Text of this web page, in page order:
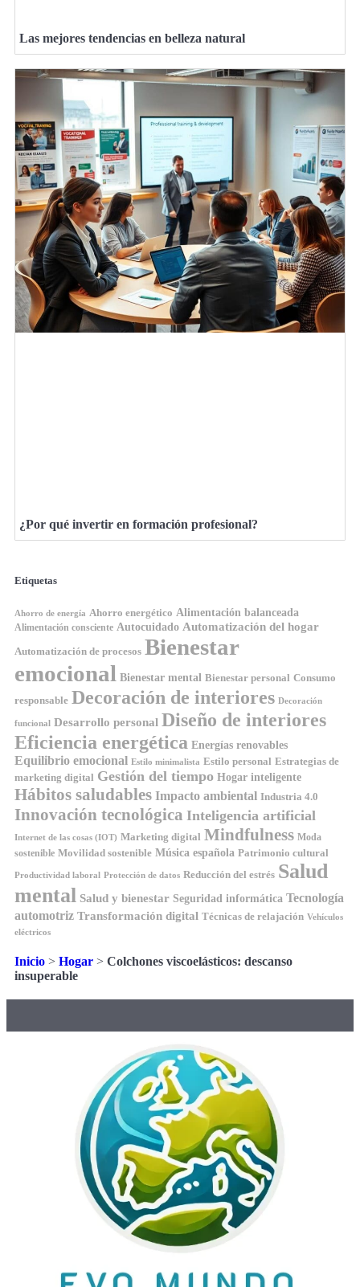
Las mejores tendencias en belleza natural
¿Por qué invertir en formación profesional?
Etiquetas
Ahorro de energía Ahorro energético Alimentación balanceada
Alimentación consciente Autocuidado Automatización del hogar
Automatización de procesos Bienestar
emocional Bienestar mental Bienestar personal Consumo
responsable Decoración de interiores Decoración
funcional Desarrollo personal Diseño de interiores
Eficiencia energética Energías renovables
Equilibrio emocional Estilo minimalista Estilo personal Estrategias de
marketing digital Gestión del tiempo Hogar inteligente
Hábitos saludables Impacto ambiental Industria 4.0
Innovación tecnológica Inteligencia artificial
Internet de las cosas (IOT) Marketing digital Mindfulness Moda
sostenible Movilidad sostenible Música española Patrimonio cultural
Productividad laboral Protección de datos Reducción del estrés Salud
mental Salud y bienestar Seguridad informática Tecnología
automotriz Transformación digital Técnicas de relajación Vehículos
eléctricos
Inicio > Hogar > Colchones viscoelásticos: descanso
insuperable